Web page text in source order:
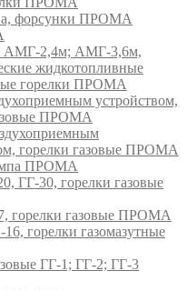
форсунки ПРОМА
АМГ-2,4м; АМГ-3,6м,
жидкотопливные
горелки ПРОМА
устройством,
ПРОМА
горелки газовые ПРОМА
ПРОМА
ГГ-30, горелки газовые
горелки газовые ПРОМА
горелки газомазутные
ГГ-1; ГГ-2; ГГ-3